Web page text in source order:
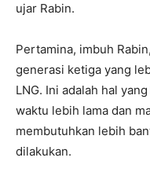
ujar Rabin.
Pertamina, imbuh
generasi ketiga yang
LNG. Ini adalah hal
waktu lebih lama dan
membutuhkan lebih
dilakukan.